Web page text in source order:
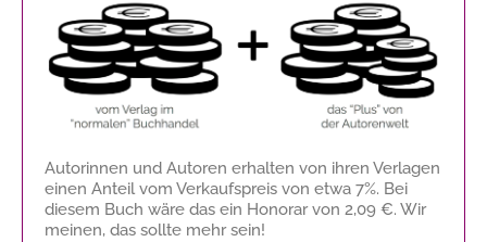
Autorinnen und Autoren erhalten von ihren Verlagen
einen Anteil vom Verkaufspreis von etwa 7%. Bei
diesem Buch wäre das ein Honorar von 2,09 €. Wir
meinen, das sollte mehr sein!